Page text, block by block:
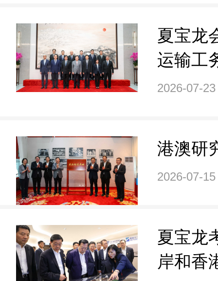
夏宝龙
运输工
行
2026-07-23
港澳研
2026-07-15
夏宝龙
岸和香